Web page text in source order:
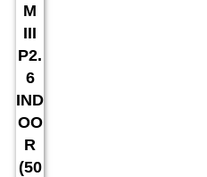
M
III
P2.
6
IND
OO
R
(50